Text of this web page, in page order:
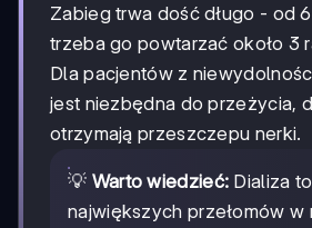
Zabieg trwa dość długo - od
trzeba go powtarzać około 3
Dla pacjentów z
jest niezbędna do przeżycia,
otrzymają przeszczepu nerki.
💡 Warto wiedzieć: Dializa
największych przełomów w